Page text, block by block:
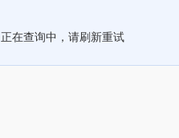
正在查询中，请刷新重试